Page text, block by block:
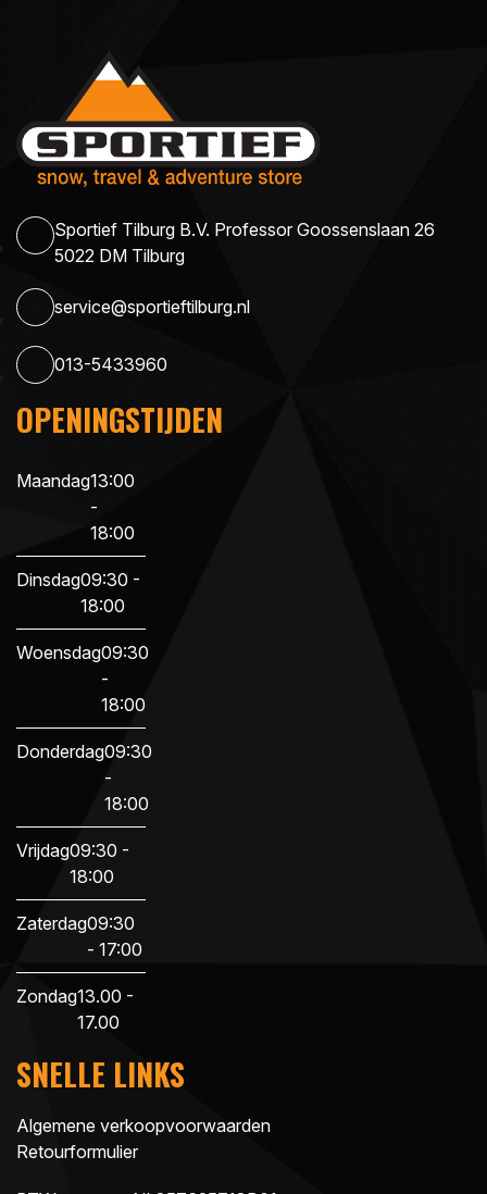
Sportief Tilburg B.V. Professor Goossenslaan 26
5022 DM Tilburg
service@sportieftilburg.nl
013-5433960
OPENINGSTIJDEN
Maandag13:00
-
18:00
Dinsdag09:30 -
18:00
Woensdag09:30
-
18:00
Donderdag09:30
-
18:00
Vrijdag09:30 -
18:00
Zaterdag09:30
- 17:00
Zondag13.00 -
17.00
SNELLE LINKS
Algemene verkoopvoorwaarden
Retourformulier